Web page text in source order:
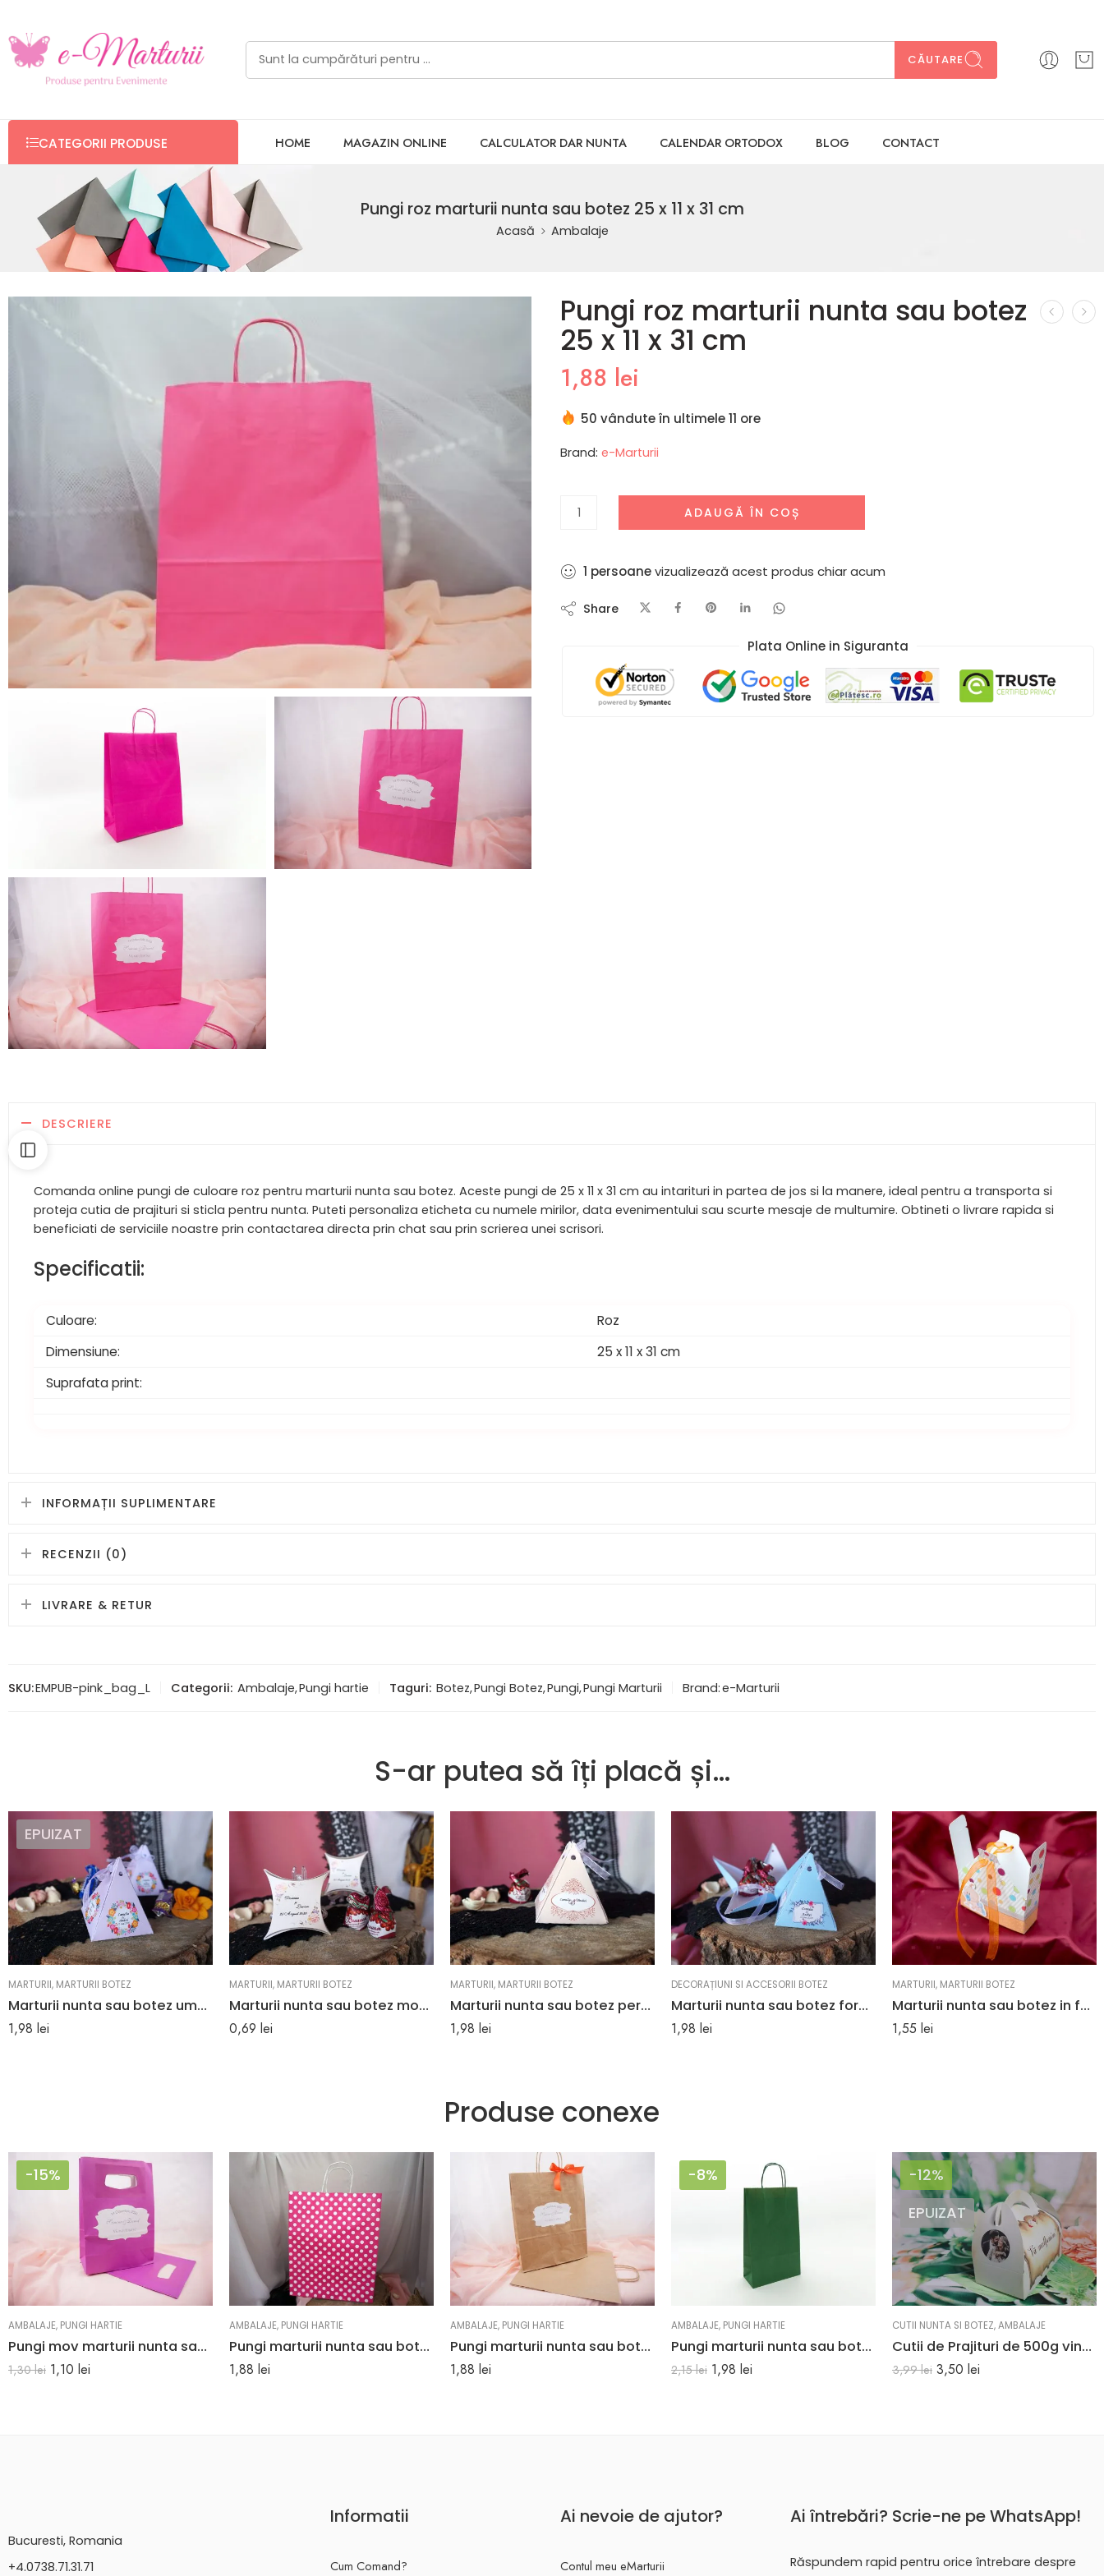
CĂUTARE
CATEGORII PRODUSE HOME MAGAZIN ONLINE CALCULATOR DAR NUNTA CALENDAR ORTODOX BLOG CONTACT
Pungi roz marturii nunta sau botez 25 x 11 x 31 cm
Acasă Ambalaje
Pungi roz marturii nunta sau botez
25 x 11 x 31 cm
1,88 lei
50 vândute în ultimele 11 ore
Brand: e-Marturii
ADAUGĂ ÎN COȘ
5 persoanevizualizează acest produs chiar acum
Share
Plata Online in Siguranta​
DESCRIERE
Comanda online pungi de culoare roz pentru marturii nunta sau botez. Aceste pungi de 25 x 11 x 31 cm au intarituri in partea de jos si la manere, ideal pentru a transporta si
proteja cutia de prajituri si sticla pentru nunta. Puteti personaliza eticheta cu numele mirilor, data evenimentului sau scurte mesaje de multumire. Obtineti o livrare rapida si
beneficiati de serviciile noastre prin contactarea directa prin chat sau prin scrierea unei scrisori.
Specificatii:
Culoare:
Roz
Dimensiune:
25 x 11 x 31 cm
Suprafata print:
INFORMAȚII SUPLIMENTARE
RECENZII (0)
LIVRARE & RETUR
SKU:EMPUB-pink_bag_L Categorii: Ambalaje,Pungi hartie Taguri: Botez,Pungi Botez,Pungi,Pungi Marturii Brand:e-Marturii
S-ar putea să îți placă și…
EPUIZAT
MARTURII, MARTURII BOTEZ
Marturii nunta sau botez umplute cu bomboane 6.5 x 8.2 cm
1,98 lei
MARTURII, MARTURII BOTEZ
Marturii nunta sau botez model floral delicat 5 x 3.3 x 7.5 cm
0,69 lei
MARTURII, MARTURII BOTEZ
Marturii nunta sau botez personalizate cu numele sau initialele mirilor sau ale copilului 6.5 x 8.2 cm
1,98 lei
DECORAȚIUNI SI ACCESORII BOTEZ
Marturii nunta sau botez forma unei piramide 6.5 x 8.2 cm
1,98 lei
MARTURII, MARTURII BOTEZ
Marturii nunta sau botez in forma de cutiuta 3 x 9 x 10 cm
1,55 lei
Produse conexe
-15%
AMBALAJE, PUNGI HARTIE
Pungi mov marturii nunta sau botez 18 x 25 x 9 cm
1,30lei 1,10 lei
AMBALAJE, PUNGI HARTIE
Pungi marturii nunta sau botez culoare roz cu buline albe 25 x 11 x 31 cm
1,88 lei
AMBALAJE, PUNGI HARTIE
Pungi marturii nunta sau botez maro 25 x 11 x 31 cm
1,88 lei
-8%
AMBALAJE, PUNGI HARTIE
Pungi marturii nunta sau botez de culoare verde 18 x 8.5 x 30 cm
2,15lei 1,98 lei
-12%
EPUIZAT
CUTII NUNTA SI BOTEZ,AMBALAJE
Cutii de Prajituri de 500g vintage 17 x 10 x 14.5 cm
3,99lei 3,50 lei
Bucuresti, Romania
+4.0738.71.31.71
Informatii
Cum Comand?
Ai nevoie de ajutor?
Contul meu eMarturii
Ai întrebări? Scrie-ne pe WhatsApp!
Răspundem rapid pentru orice întrebare despre